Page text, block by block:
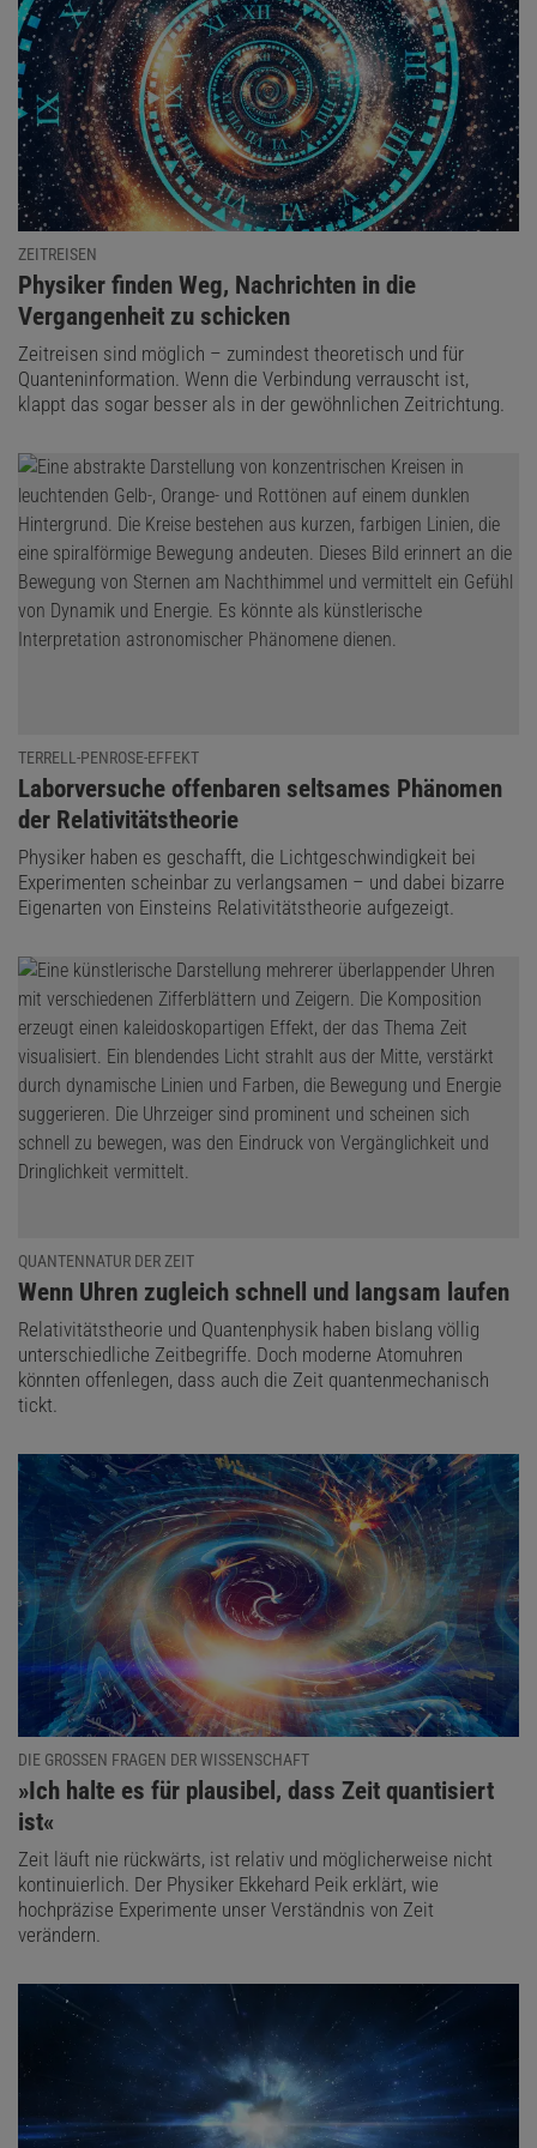
ZEITREISEN
:
Physiker finden Weg, Nachrichten in die
Vergangenheit zu schicken
Zeitreisen sind möglich – zumindest theoretisch und für
Quanteninformation. Wenn die Verbindung verrauscht ist,
klappt das sogar besser als in der gewöhnlichen Zeitrichtung.
TERRELL-PENROSE-EFFEKT
:
Laborversuche offenbaren seltsames Phänomen
der Relativitätstheorie
Physiker haben es geschafft, die Lichtgeschwindigkeit bei
Experimenten scheinbar zu verlangsamen – und dabei bizarre
Eigenarten von Einsteins Relativitätstheorie aufgezeigt.
QUANTENNATUR DER ZEIT
:
Wenn Uhren zugleich schnell und langsam laufen
Relativitätstheorie und Quantenphysik haben bislang völlig
unterschiedliche Zeitbegriffe. Doch moderne Atomuhren
könnten offenlegen, dass auch die Zeit quantenmechanisch
tickt.
DIE GROSSEN FRAGEN DER WISSENSCHAFT
:
»Ich halte es für plausibel, dass Zeit quantisiert
ist«
Zeit läuft nie rückwärts, ist relativ und möglicherweise nicht
kontinuierlich. Der Physiker Ekkehard Peik erklärt, wie
hochpräzise Experimente unser Verständnis von Zeit
verändern.